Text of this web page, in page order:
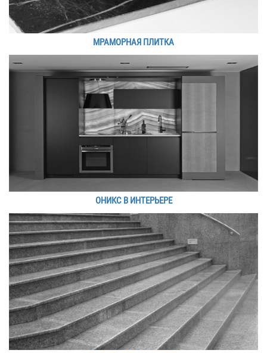
МРАМОРНАЯ ПЛИТКА
ОНИКС В ИНТЕРЬЕРЕ